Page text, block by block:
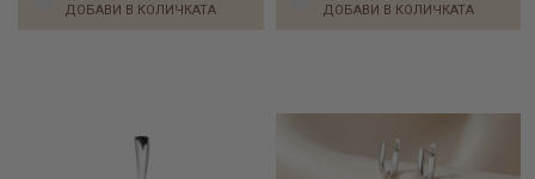
ДОБАВИ В КОЛИЧКАТА ДОБАВИ В КОЛИЧКАТА